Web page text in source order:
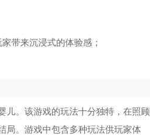
带来沉浸式的体验感；
儿。该游戏的玩法十分独特，在照顾
局。游戏中包含多种玩法供玩家体